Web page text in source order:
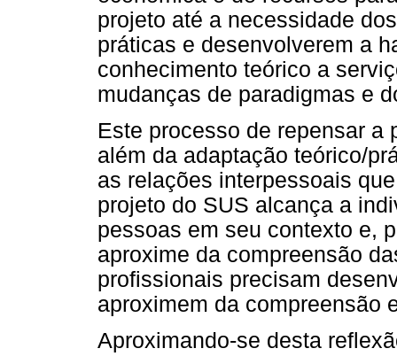
projeto até a necessidade
práticas e desenvolverem a
conhecimento teórico a
mudanças de paradigmas e
Este processo de repensar a
além da adaptação teórico/
as relações interpessoais
projeto do SUS alcança a
pessoas em seu contexto e,
aproxime da compreensão
profissionais precisam
aproximem da compreensão
Aproximando-se desta